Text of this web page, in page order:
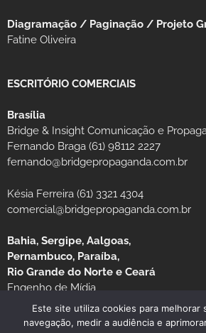
Diagramação / Paginação / Projeto
Fatine Oliveira
ESCRITÓRIO COMERCIAIS
Brasília
Bridge & Insight Comunicação e
Fernando Braga (61) 98112 2227
fernando@bridgepropaganda.com.br
Késia Ferreira (61) 3321 4304
comercial@bridgepropaganda.com.br
Bahia, Sergipe, Aalgoas,
Pernambuco, Paraíba,
Rio Grande do Norte e Ceará
Engenho de Mídia
Luciano Moura (81) 99939-0235 / (81)
Este site utiliza cookies para melhorar
navegação, medir a audiência e